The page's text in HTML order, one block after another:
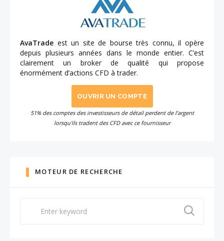
AvaTrade est un site de bourse très connu, il opère
depuis plusieurs années dans le monde entier. C’est
clairement un broker de qualité qui propose
énormément d’actions CFD à trader.
OUVRIR UN COMPTE
51% des comptes des investisseurs de détail perdent de l'argent
lorsqu'ils tradent des CFD avec ce fournisseur
MOTEUR DE RECHERCHE